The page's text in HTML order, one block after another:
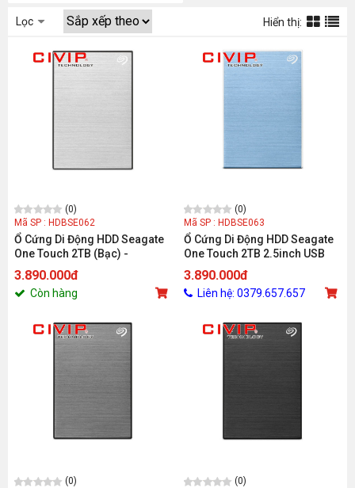
Lọc Hiển thị:
(0)
Mã SP : HDBSE062
Ổ Cứng Di Động HDD Seagate
One Touch 2TB (Bạc) -
STKY2000401
3.890.000đ
Còn hàng
(0)
Mã SP : HDBSE063
Ổ Cứng Di Động HDD Seagate
One Touch 2TB 2.5inch USB
3.0 (Xanh) - STKY2000402
3.890.000đ
Liên hệ: 0379.657.657
(0)
(0)